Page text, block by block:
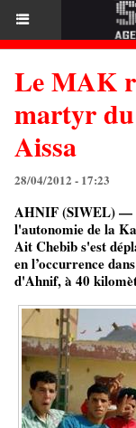
Le MAK
martyr
Aissa
28/04/2012 - 17:23
AHNIF (SIWEL) —
l'autonomie de la
Ait Chebib s'est
en l’occurrence
d'Ahnif, à 40